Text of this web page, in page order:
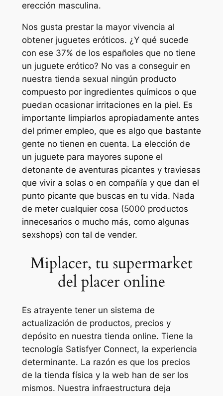
erección masculina.
Nos gusta prestar la mayor vivencia al
obtener juguetes eróticos. ¿Y qué sucede
con ese 37% de los españoles que no tiene
un juguete erótico? No vas a conseguir en
nuestra tienda sexual ningún producto
compuesto por ingredientes químicos o que
puedan ocasionar irritaciones en la piel. Es
importante limpiarlos apropiadamente antes
del primer empleo, que es algo que bastante
gente no tienen en cuenta. La elección de
un juguete para mayores supone el
detonante de aventuras picantes y traviesas
que vivir a solas o en compañía y que dan el
punto picante que buscas en tu vida. Nada
de meter cualquier cosa (5000 productos
innecesarios o mucho más, como algunas
sexshops) con tal de vender.
Miplacer, tu supermarket
del placer online
Es atrayente tener un sistema de
actualización de productos, precios y
depósito en nuestra tienda online. Tiene la
tecnología Satisfyer Connect, la experiencia
determinante. La razón es que los precios
de la tienda física y la web han de ser los
mismos. Nuestra infraestructura deja